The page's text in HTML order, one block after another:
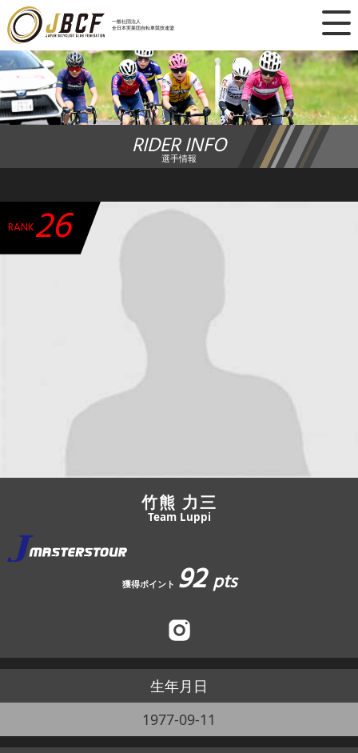
一般社団法人
全日本実業団自転車競技連盟
×
ニュース
レース日程
ランキング
チーム・選手
加盟・登録
エントリー
JBCF ROAD SERIESとは
RIDER INFO
選手情報
RANK26
竹熊 力三
Team Luppi
獲得ポイント 92pts
生年月日
1977-09-11